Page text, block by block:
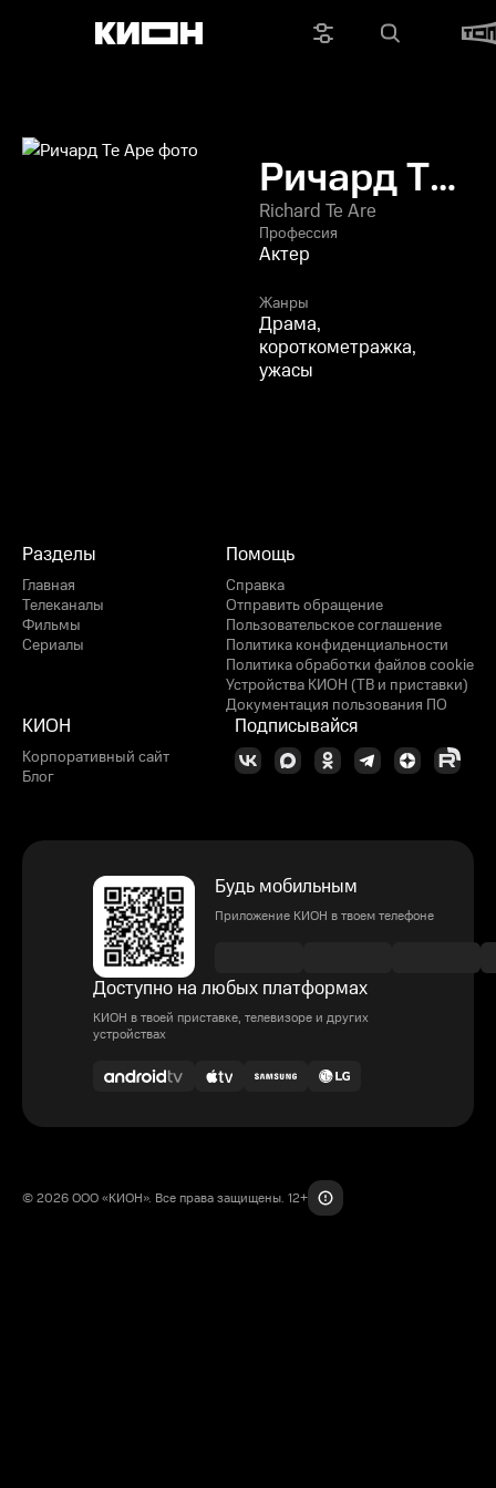
Ричард Те
Аре
Richard Te Are
Профессия
Актер
Жанры
Драма,
короткометражка,
ужасы
Разделы
Главная
Телеканалы
Фильмы
Сериалы
Помощь
Справка
Отправить обращение
Пользовательское соглашение
Политика конфиденциальности
Политика обработки файлов cookie
Устройства КИОН (ТВ и приставки)
Документация пользования ПО
КИОН
Корпоративный сайт
Блог
Подписывайся
Будь мобильным
Приложение КИОН в твоем телефоне
Доступно на любых платформах
КИОН в твоей приставке, телевизоре и других
устройствах
© 2026 ООО «КИОН». Все права защищены. 12+